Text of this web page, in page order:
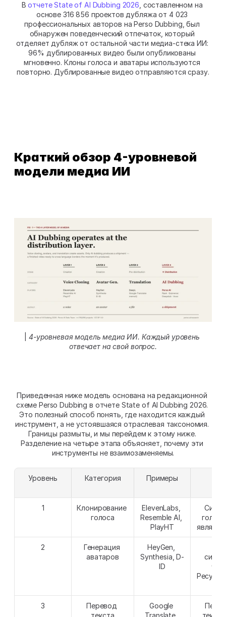
В отчете State of AI Dubbing 2026 , составленном на
основе 316 856 проектов дубляжа от 4 023
профессиональных авторов на Perso Dubbing, был
обнаружен поведенческий отпечаток, который
отделяет дубляж от остальной части медиа-стека ИИ:
96% дублированных видео были опубликованы
мгновенно. Клоны голоса и аватары используются
повторно. Дублированные видео отправляются сразу.
Краткий обзор 4-уровневой
модели медиа ИИ
4-уровневая модель медиа ИИ. Каждый уровень
отвечает на свой вопрос.
Приведенная ниже модель основана на редакционной
схеме Perso Dubbing в отчете State of AI Dubbing 2026.
Это полезный способ понять, где находится каждый
инструмент, а не устоявшаяся отраслевая таксономия.
Границы размыты, и мы перейдем к этому ниже.
Разделение на четыре этапа объясняет, почему эти
инструменты не взаимозаменяемы.
Уровень Категория Примеры
1
Клонирование
голоса
ElevenLabs,
Resemble AI,
PlayHT
2
Генерация
аватаров
HeyGen,
Synthesia, D-
ID
3
Перевод
текста
Google
Translate,